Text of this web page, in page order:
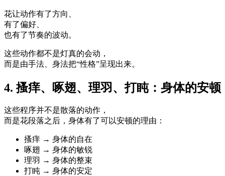
花让动作有了方向、
有了偏好、
也有了节奏的波动。
这些动作都不是灯真的会动，
而是由手法、身法把“性格”呈现出来。
4. 搔痒、啄翅、理羽、打盹：身体的安顿
这些程序并不是散落的动作，
而是花段落之后，身体有了可以安顿的理由：
搔痒 → 身体的自在
啄翅 → 身体的敏锐
理羽 → 身体的整束
打盹 → 身体的安定